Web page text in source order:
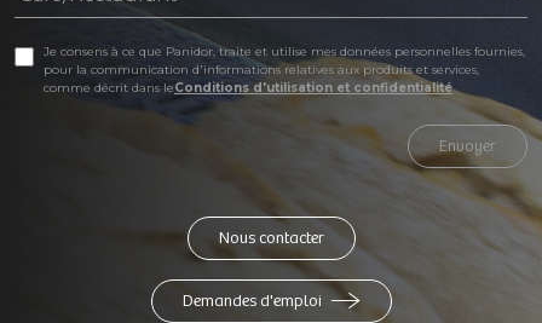
Je consens à ce que Panidor, traite et utilise mes données personnelles fournies,
pour la communication d'informations relatives aux produits et services,
comme décrit dans leConditions d'utilisation et confidentialité
Envoyer
Nous contacter
Demandes d'emploi